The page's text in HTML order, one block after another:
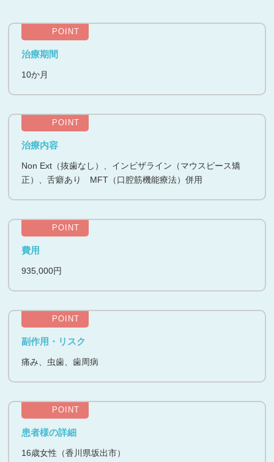
POINT
治療期間
10か月
POINT
治療内容
Non Ext（抜歯なし）、インビザライン（マウスピース矯
正）、舌癖あり MFT（口腔筋機能療法）併用
POINT
費用
935,000円
POINT
副作用・リスク
痛み、虫歯、歯周病
POINT
患者様の詳細
16歳女性（香川県坂出市）